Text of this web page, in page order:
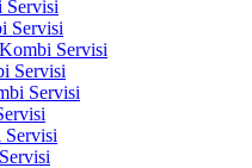
Servisi
Servisi
Servisi
Servisi
Servisi